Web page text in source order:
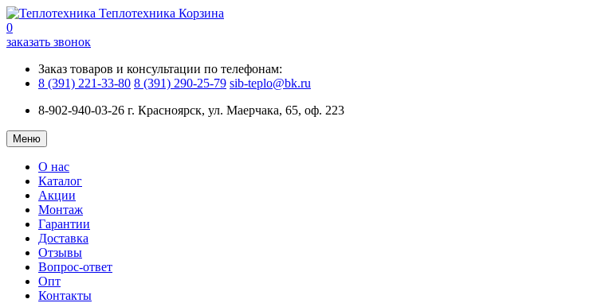
Теплотехника Корзина
0
заказать звонок
Заказ товаров и консультации по телефонам:
8 (391) 221-33-80 8 (391) 290-25-79 sib-teplo@bk.ru
8-902-940-03-26 г. Красноярск, ул. Маерчака, 65, оф. 223
Меню
О нас
Каталог
Акции
Монтаж
Гарантии
Доставка
Отзывы
Вопрос-ответ
Опт
Контакты